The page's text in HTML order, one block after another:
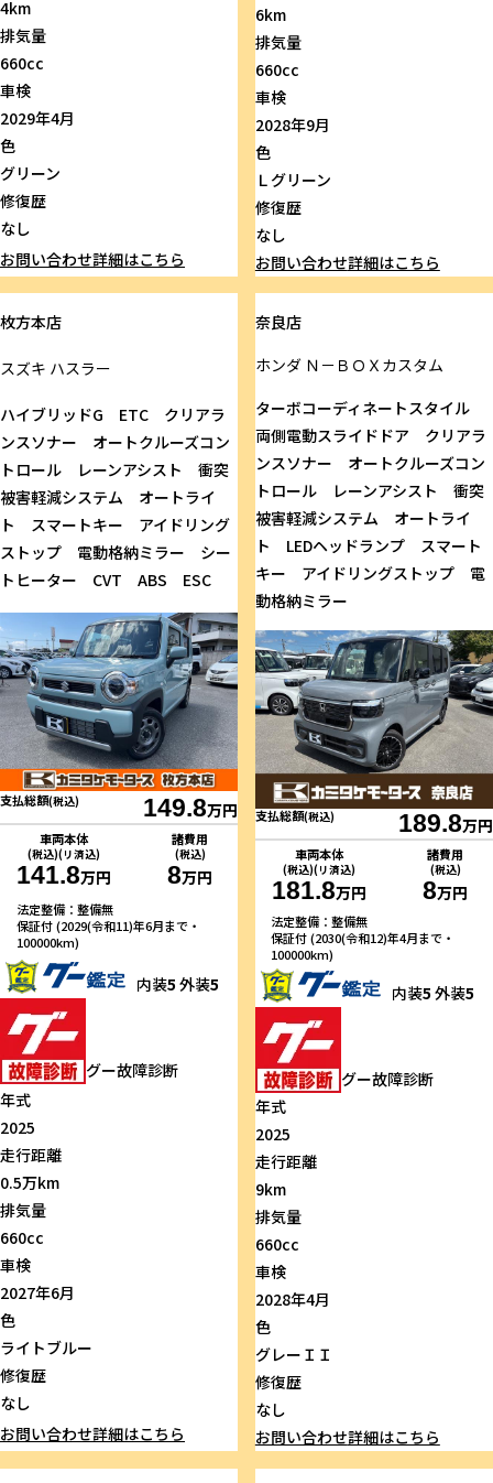
4km
排気量
660cc
車検
2029年4月
色
グリーン
修復歴
なし
お問い合わせ詳細はこちら
6km
排気量
660cc
車検
2028年9月
色
Ｌグリーン
修復歴
なし
お問い合わせ詳細はこちら
枚方本店
スズキ ハスラー
ハイブリッドG ETC クリアラ
ンスソナー オートクルーズコン
トロール レーンアシスト 衝突
被害軽減システム オートライ
ト スマートキー アイドリング
ストップ 電動格納ミラー シー
トヒーター CVT ABS ESC
支払総額(税込) 149.8万円
車両本体
(税込)(リ済込)
141.8万円
諸費用
(税込)
8万円
法定整備：整備無
保証付 (2029(令和11)年6月まで・
100000km)
内装5 外装5
グー故障診断
年式
2025
走行距離
0.5万km
排気量
660cc
車検
2027年6月
色
ライトブルー
修復歴
なし
お問い合わせ詳細はこちら
奈良店
ホンダＮ－ＢＯＸカスタム
ターボコーディネートスタイル
両側電動スライドドア クリアラ
ンスソナー オートクルーズコン
トロール レーンアシスト 衝突
被害軽減システム オートライ
ト LEDヘッドランプ スマート
キー アイドリングストップ 電
動格納ミラー
支払総額(税込) 189.8万円
車両本体
(税込)(リ済込)
181.8万円
諸費用
(税込)
8万円
法定整備：整備無
保証付 (2030(令和12)年4月まで・
100000km)
内装5 外装5
グー故障診断
年式
2025
走行距離
9km
排気量
660cc
車検
2028年4月
色
グレーＩＩ
修復歴
なし
お問い合わせ詳細はこちら